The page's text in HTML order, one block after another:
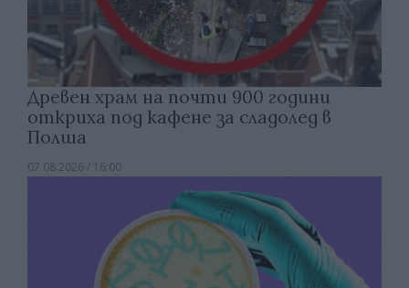
Древен храм на почти 900 години
откриха под кафене за сладолед в
Полша
07.08.2026 / 16:00